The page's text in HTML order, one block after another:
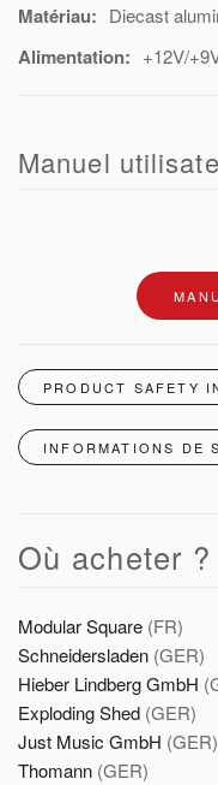
Matériau: Diecast
Alimentation: +12V/
Manuel
PRODUCT SAFETY
INFORMATIONS DE
Où acheter ?
Modular Square (FR)
Schneidersladen (GER)
Hieber Lindberg GmbH
Exploding Shed (GER)
Just Music GmbH (GER)
Thomann (GER)